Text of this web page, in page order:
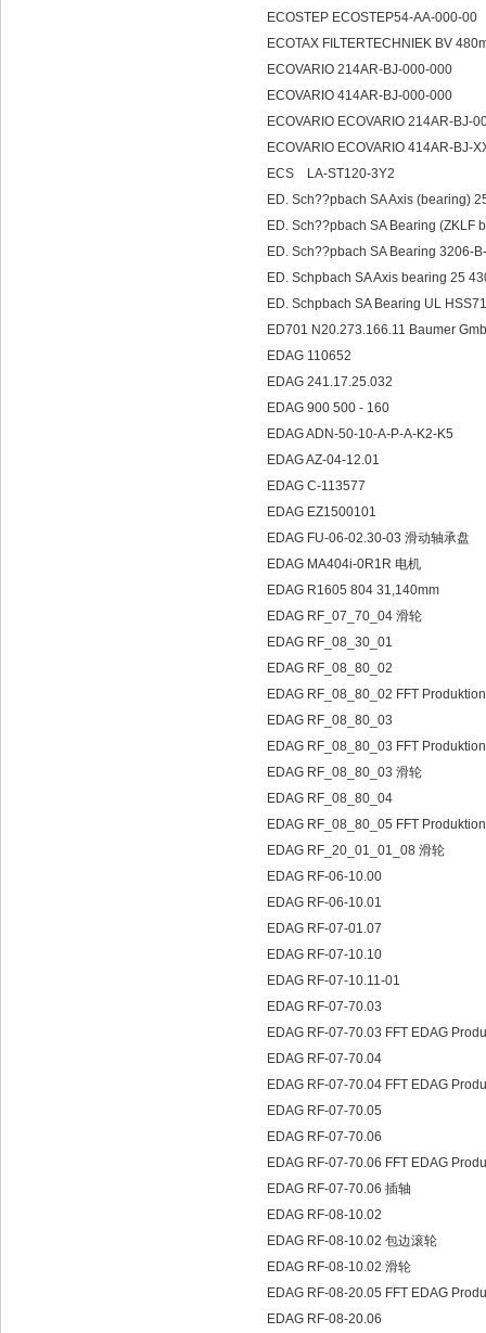
ECOSTEP ECOSTEP54-AA-000-00
ECOTAX FILTERTECHNIEK BV
ECOVARIO 214AR-BJ-000-000
ECOVARIO 414AR-BJ-000-000
ECOVARIO ECOVARIO 214AR-BJ-
ECOVARIO ECOVARIO 414AR-BJ-
ECS LA-ST120-3Y2
ED. Sch??pbach SA Axis (bearing)
ED. Sch??pbach SA Bearing (ZKLF
ED. Sch??pbach SA Bearing 3206-
ED. Schpbach SA Axis bearing 25
ED. Schpbach SA Bearing UL
ED701 N20.273.166.11 Baumer
EDAG 110652
EDAG 241.17.25.032
EDAG 900 500 - 160
EDAG ADN-50-10-A-P-A-K2-K5
EDAG AZ-04-12.01
EDAG C-113577
EDAG EZ1500101
EDAG FU-06-02.30-03 滑动轴承盘
EDAG MA404i-0R1R 电机
EDAG R1605 804 31,140mm
EDAG RF_07_70_04 滑轮
EDAG RF_08_30_01
EDAG RF_08_80_02
EDAG RF_08_80_02 FFT
EDAG RF_08_80_03
EDAG RF_08_80_03 FFT
EDAG RF_08_80_03 滑轮
EDAG RF_08_80_04
EDAG RF_08_80_05 FFT
EDAG RF_20_01_01_08 滑轮
EDAG RF-06-10.00
EDAG RF-06-10.01
EDAG RF-07-01.07
EDAG RF-07-10.10
EDAG RF-07-10.11-01
EDAG RF-07-70.03
EDAG RF-07-70.03 FFT EDAG
EDAG RF-07-70.04
EDAG RF-07-70.04 FFT EDAG
EDAG RF-07-70.05
EDAG RF-07-70.06
EDAG RF-07-70.06 FFT EDAG
EDAG RF-07-70.06 插轴
EDAG RF-08-10.02
EDAG RF-08-10.02 包边滚轮
EDAG RF-08-10.02 滑轮
EDAG RF-08-20.05 FFT EDAG
EDAG RF-08-20.06